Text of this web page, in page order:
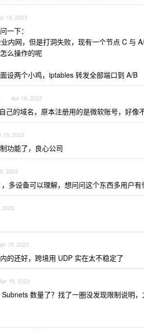
19, 2023
一下：
内网，但是打洞失败，现有一个节点 C 与
么操作的呢
设两个小鸡，iptables 转发全部端口到 A/B
Apr 19, 2023
己的域名，原本注册用的是微软账号，好像
19, 2023
功能了，良心公司
2023
多设备可以理解，想问问这个东西多用户有
2023
19, 2023
的还好，跨境用 UDP 实在太不稳定了
19, 2023
数量了？找了一圈没发现限制说明，